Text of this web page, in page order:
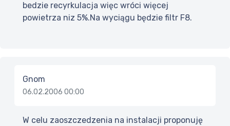
bedzie recyrkulacja więc wróci więcej
powietrza niz 5%.Na wyciągu będzie filtr F8.
Gnom
06.02.2006 00:00
W celu zaoszczedzenia na instalacji proponuję